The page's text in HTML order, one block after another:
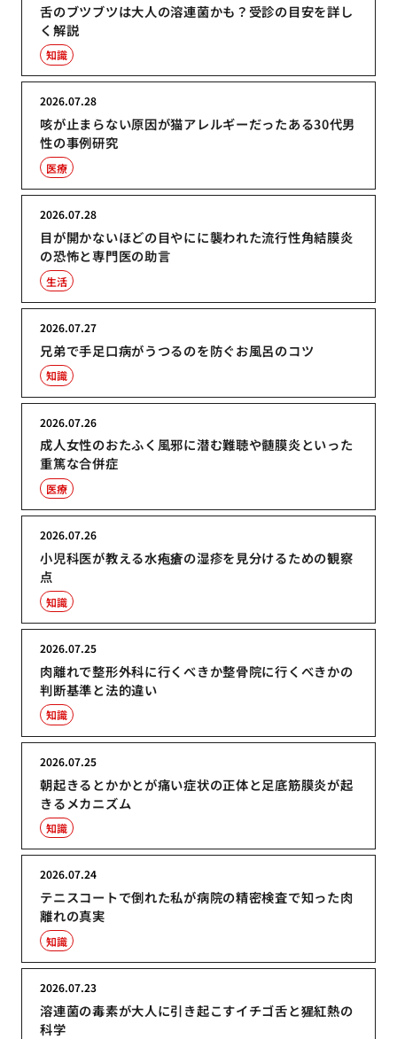
舌のブツブツは大人の溶連菌かも？受診の目安を詳し
く解説
知識
咳が止まらない原因が猫アレルギーだったある30代男
性の事例研究
2026.07.28
医療
目が開かないほどの目やにに襲われた流行性角結膜炎
の恐怖と専門医の助言
2026.07.28
生活
兄弟で手足口病がうつるのを防ぐお風呂のコツ
2026.07.27
知識
成人女性のおたふく風邪に潜む難聴や髄膜炎といった
重篤な合併症
2026.07.26
医療
小児科医が教える水疱瘡の湿疹を見分けるための観察
点
2026.07.26
知識
肉離れで整形外科に行くべきか整骨院に行くべきかの
判断基準と法的違い
2026.07.25
知識
朝起きるとかかとが痛い症状の正体と足底筋膜炎が起
きるメカニズム
2026.07.25
知識
テニスコートで倒れた私が病院の精密検査で知った肉
離れの真実
2026.07.24
知識
溶連菌の毒素が大人に引き起こすイチゴ舌と猩紅熱の
科学
2026.07.23